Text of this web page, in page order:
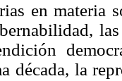
en materia
década, la